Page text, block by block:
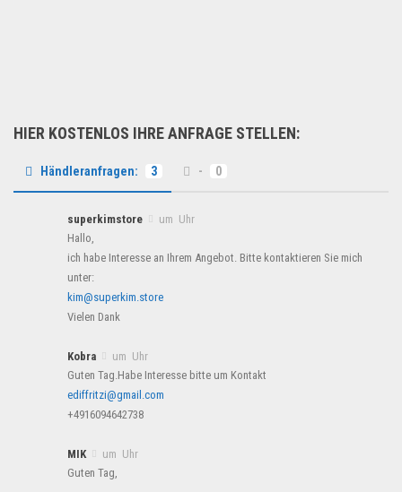
HIER KOSTENLOS IHRE ANFRAGE STELLEN:
Händleranfragen: 3 - 0
superkimstore
um Uhr
Hallo,
ich habe Interesse an Ihrem Angebot. Bitte kontaktieren Sie mich
unter:
kim@superkim.store
Vielen Dank
Kobra
um Uhr
Guten Tag.Habe Interesse bitte um Kontakt
ediffritzi@gmail.com
+4916094642738
MIK
um Uhr
Guten Tag,